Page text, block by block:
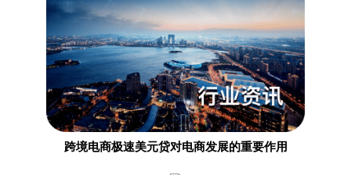
跨境电商极速美元贷对电商发展的重要作用